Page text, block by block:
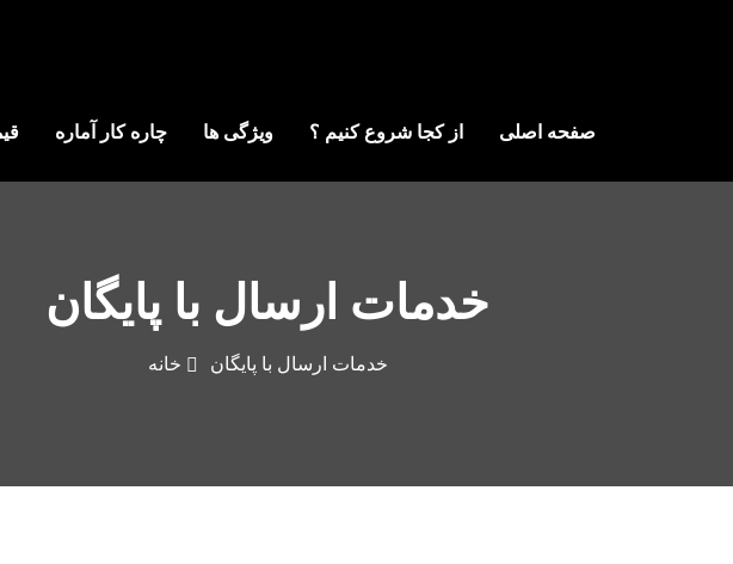
صفحه اصلی از کجا شروع کنیم ؟ ویژگی ها چاره کار آماره
خدمات ارسال با پایگان
خانه خدمات ارسال با پایگان